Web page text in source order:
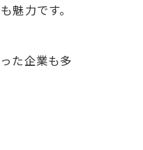
力です。
た企業も多